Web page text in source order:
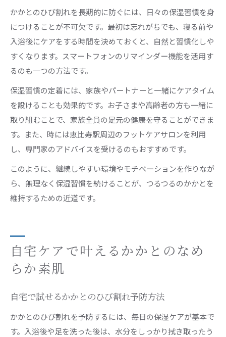
かかとのひび割れを長期的に防ぐには、日々の保湿習慣を身
につけることが不可欠です。最初は忘れがちでも、寝る前や
入浴後にケアをする時間を決めておくと、自然と習慣化しや
すくなります。スマートフォンのリマインダー機能を活用す
るのも一つの方法です。
保湿習慣の定着には、家族やパートナーと一緒にケアタイム
を設けることも効果的です。お子さまや高齢者の方も一緒に
取り組むことで、家族全員の足元の健康を守ることができま
す。また、時には恵比寿駅周辺のフットケアサロンを利用
し、専門家のアドバイスを受けるのもおすすめです。
このように、継続しやすい環境やモチベーションを作りなが
ら、無理なく保湿習慣を続けることが、つるつるのかかとを
維持するための近道です。
自宅ケアで叶えるかかとのなめ
らか素肌
自宅で試せるかかとのひび割れ予防方法
かかとのひび割れを予防するには、毎日の保湿ケアが基本で
す。入浴後や足を洗った後は、水分をしっかり拭き取ったう